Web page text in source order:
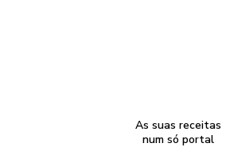
As suas receitas
num só portal